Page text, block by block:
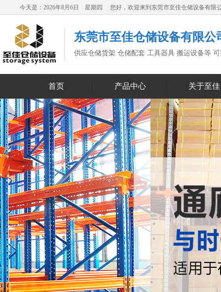
今天是：2026年8月6日 星期四 您好，欢迎来到东莞市至佳仓储设备有限
东莞市至佳仓储设备有限公
供应仓储货架 仓储配套 工具器具 搬运设备等
首页 产品中心 关于至佳